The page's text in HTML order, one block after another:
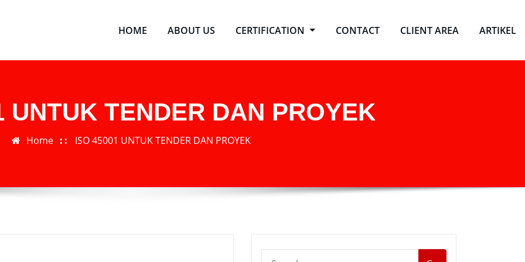
HOME ABOUT US CERTIFICATION CONTACT CLIENT AREA ARTIKEL
UNTUK TENDER DAN PROYEK
Home ISO 45001 UNTUK TENDER DAN PROYEK